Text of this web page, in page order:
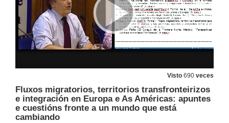
Visto 690 veces
Fluxos migratorios, territorios transfronteirizos
e integración en Europa e As Américas: apuntes
e cuestións fronte a un mundo que está
cambiando
"Práticas porosas nas zonas de fronteira do nordeste transmontano entre 1957 e 1974"
25 de set. de 2015